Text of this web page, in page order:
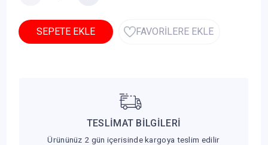
SEPETE EKLE FAVORİLERE EKLE
TESLİMAT BİLGİLERİ
Ürününüz 2 gün içerisinde kargoya teslim edilir